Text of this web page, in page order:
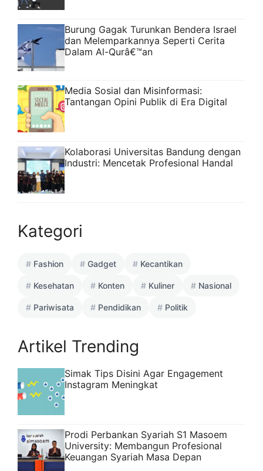
Burung Gagak Turunkan Bendera Israel
dan Melemparkannya Seperti Cerita
Dalam Al-Qurâ€™an
Media Sosial dan Misinformasi:
Tantangan Opini Publik di Era Digital
Kolaborasi Universitas Bandung dengan
Industri: Mencetak Profesional Handal
Kategori
Fashion Gadget Kecantikan
Kesehatan Konten Kuliner Nasional
Pariwisata Pendidikan Politik
Artikel Trending
Simak Tips Disini Agar Engagement
Instagram Meningkat
Prodi Perbankan Syariah S1 Masoem
University: Membangun Profesional
Keuangan Syariah Masa Depan